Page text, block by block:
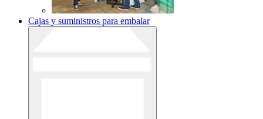
Cajas y suministros para embalar